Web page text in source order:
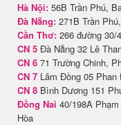
Hà Nội: 56B Trần Phú,
Đà Nẵng: 271B Trần
Cần Thơ: 266 đường 30/
CN 5 Đà Nẵng 32 Lê
CN 6 71 Trường Chinh,
CN 7 Lâm Đồng 05
CN 8 Bình Dương 151
Đồng Nai 40/198A
Hòa